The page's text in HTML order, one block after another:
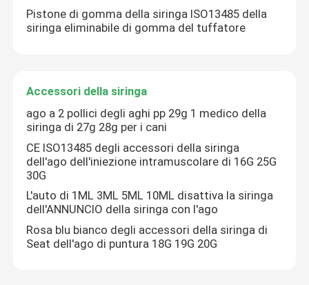
Pistone di gomma della siringa ISO13485 della
siringa eliminabile di gomma del tuffatore
Accessori della siringa
ago a 2 pollici degli aghi pp 29g 1 medico della
siringa di 27g 28g per i cani
CE ISO13485 degli accessori della siringa
dell'ago dell'iniezione intramuscolare di 16G 25G
30G
L'auto di 1ML 3ML 5ML 10ML disattiva la siringa
dell'ANNUNCIO della siringa con l'ago
Rosa blu bianco degli accessori della siringa di
Seat dell'ago di puntura 18G 19G 20G